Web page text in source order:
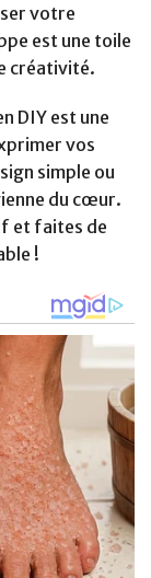
votre
est une toile
créativité.
DIY est une
vos
simple ou
du cœur.
et faites de
!